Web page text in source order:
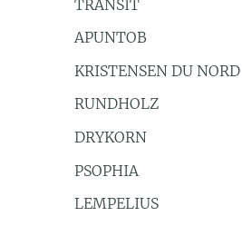
TRANSIT
APUNTOB
KRISTENSEN DU NORD
RUNDHOLZ
DRYKORN
PSOPHIA
LEMPELIUS